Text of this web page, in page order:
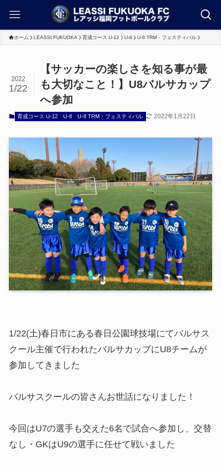
ホーム LEASSI FUKUOKA 育成コース U-12 U-8 U-8 TRM・フェスティバル
【サッカーの楽しさを知る事が最
も大切なこと！】U8バルサカップ
へ参加
2022
1/22
育成コース U-12 U-8 U-8 TRM・フェスティバル 2022年1月22日
1/22(土)春日市にある春日公園球技場にてバルサス
クール主催で行われたバルサカップにU8チームが
参加してきました
バルサスクールの皆さんお世話になりました！
今回はU7の選手も交えた6名で試合へ参加し、交替
なし・GKはU9の選手に任せて戦いました